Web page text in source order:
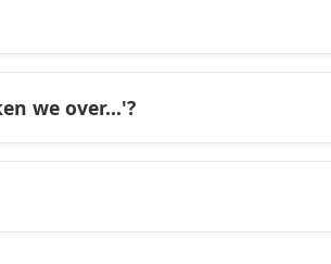
we over...'?